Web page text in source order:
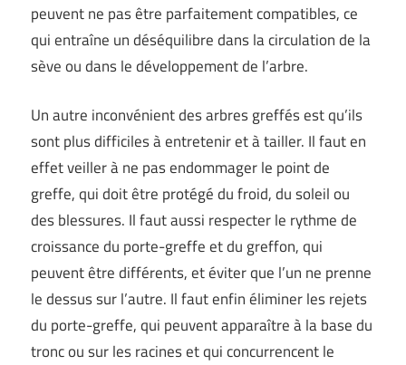
peuvent ne pas être parfaitement compatibles, ce
qui entraîne un déséquilibre dans la circulation de la
sève ou dans le développement de l’arbre.
Un autre inconvénient des arbres greffés est qu’ils
sont plus difficiles à entretenir et à tailler. Il faut en
effet veiller à ne pas endommager le point de
greffe, qui doit être protégé du froid, du soleil ou
des blessures. Il faut aussi respecter le rythme de
croissance du porte-greffe et du greffon, qui
peuvent être différents, et éviter que l’un ne prenne
le dessus sur l’autre. Il faut enfin éliminer les rejets
du porte-greffe, qui peuvent apparaître à la base du
tronc ou sur les racines et qui concurrencent le